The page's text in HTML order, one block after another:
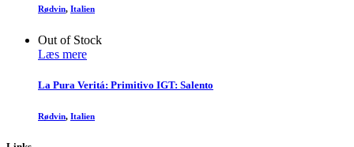
Rødvin, Italien
Out of Stock
Læs mere
La Pura Veritá: Primitivo IGT: Salento
Rødvin, Italien